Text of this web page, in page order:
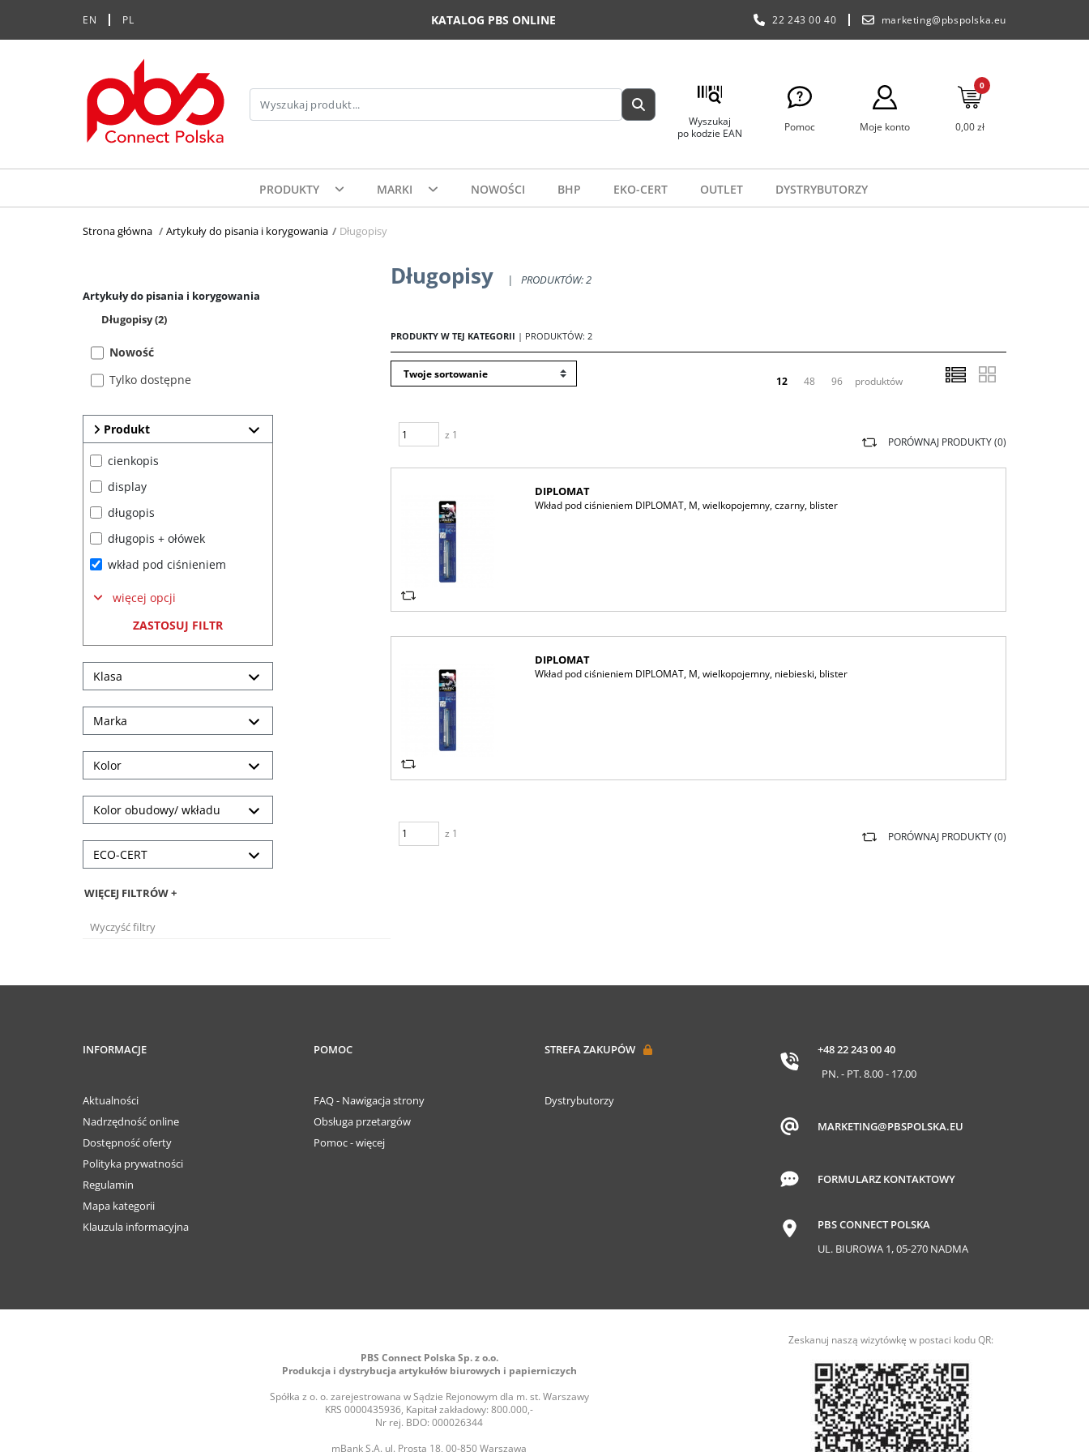
EN PL KATALOG PBS ONLINE 22 243 00 40 marketing@pbspolska.eu
Wyszukaj
po kodzie EAN
Pomoc Moje konto
0
0,00 zł
PRODUKTY MARKI NOWOŚCI BHP EKO-CERT OUTLET DYSTRYBUTORZY
Strona główna> Artykuły do pisania i korygowania> Długopisy
Artykuły do pisania i korygowania
Długopisy(2)
Nowość
Tylko dostępne
Klasa
Marka
Kolor
Kolor obudowy/ wkładu
ECO-CERT
Produkt
cienkopis
display
długopis
długopis + ołówek
wkład pod ciśnieniem
więcej opcji
ZASTOSUJ FILTR
WIĘCEJ FILTRÓW +
Wyczyść filtry
Długopisy | PRODUKTÓW: 2
PRODUKTY W TEJ KATEGORII | PRODUKTÓW: 2
12 48 96 produktów
z 1
PORÓWNAJ PRODUKTY (0)
DIPLOMAT
Wkład pod ciśnieniem DIPLOMAT, M, wielkopojemny, czarny, blister
DIPLOMAT
Wkład pod ciśnieniem DIPLOMAT, M, wielkopojemny, niebieski, blister
z 1 PORÓWNAJ PRODUKTY (0)
INFORMACJE
Aktualności
Nadrzędność online
Dostępność oferty
Polityka prywatności
Regulamin
Mapa kategorii
Klauzula informacyjna
POMOC
FAQ - Nawigacja strony
Obsługa przetargów
Pomoc - więcej
STREFA ZAKUPÓW
Dystrybutorzy
+48 22 243 00 40
PN. - PT. 8.00 - 17.00
MARKETING@PBSPOLSKA.EU
FORMULARZ KONTAKTOWY
PBS CONNECT POLSKA
UL. BIUROWA 1, 05-270 NADMA
PBS Connect Polska Sp. z o.o.
Produkcja i dystrybucja artykułów biurowych i papierniczych
Spółka z o. o. zarejestrowana w Sądzie Rejonowym dla m. st. Warszawy
KRS 0000435936, Kapitał zakładowy: 800.000,-
Nr rej. BDO: 000026344
mBank S.A. ul. Prosta 18, 00-850 Warszawa
Zeskanuj naszą wizytówkę w postaci kodu QR: